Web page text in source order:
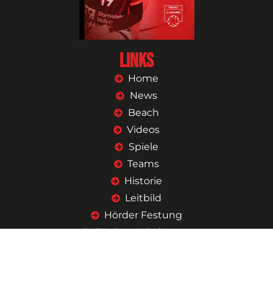
Links
Home
News
Beach
Videos
Spiele
Teams
Historie
Leitbild
Hörder Festung
Fördern & Beitreten